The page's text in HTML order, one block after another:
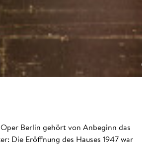
©
Berlin gehört von Anbeginn das
Die Eröffnung des Hauses 1947 war